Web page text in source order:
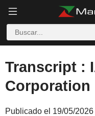
Transcript :
Corporation
Publicado el 19/05/